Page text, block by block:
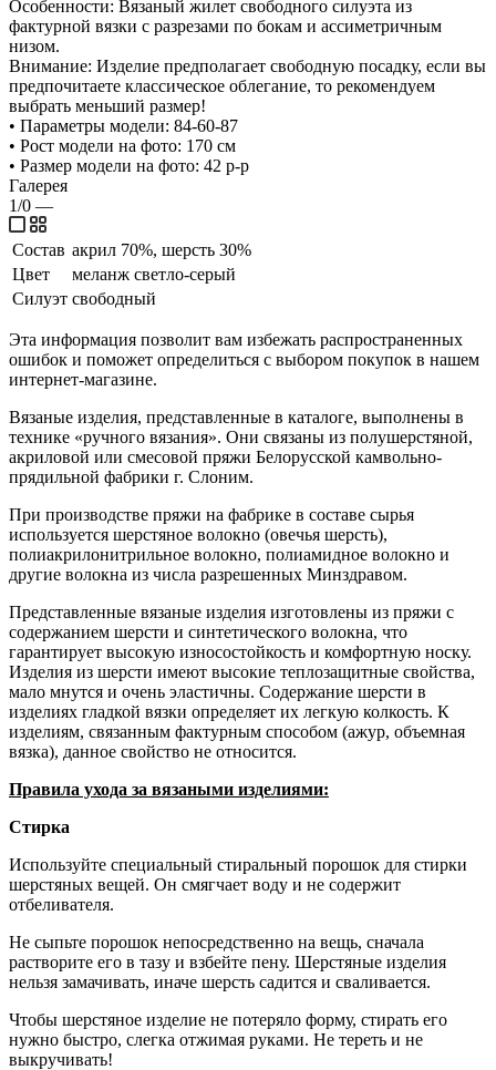
Особенности: Вязаный жилет свободного силуэта из
фактурной вязки с разрезами по бокам и ассиметричным
низом.
Внимание: Изделие предполагает свободную посадку, если вы
предпочитаете классическое облегание, то рекомендуем
выбрать меньший размер!
• Параметры модели: 84-60-87
• Рост модели на фото: 170 см
• Размер модели на фото: 42 р-р
Галерея
1/0 —
Состав акрил 70%, шерсть 30%
Цвет
меланж светло-серый
Силуэт свободный
Эта информация позволит вам избежать распространенных
ошибок и поможет определиться с выбором покупок в нашем
интернет-магазине.
Вязаные изделия, представленные в каталоге, выполнены в
технике «ручного вязания». Они связаны из полушерстяной,
акриловой или смесовой пряжи Белорусской камвольно-
прядильной фабрики г. Слоним.
При производстве пряжи на фабрике в составе сырья
используется шерстяное волокно (овечья шерсть),
полиакрилонитрильное волокно, полиамидное волокно и
другие волокна из числа разрешенных Минздравом.
Представленные вязаные изделия изготовлены из пряжи с
содержанием шерсти и синтетического волокна, что
гарантирует высокую износостойкость и комфортную носку.
Изделия из шерсти имеют высокие теплозащитные свойства,
мало мнутся и очень эластичны. Содержание шерсти в
изделиях гладкой вязки определяет их легкую колкость. К
изделиям, связанным фактурным способом (ажур, объемная
вязка), данное свойство не относится.
Правила ухода за вязаными изделиями:
Стирка
Используйте специальный стиральный порошок для стирки
шерстяных вещей. Он смягчает воду и не содержит
отбеливателя.
Не сыпьте порошок непосредственно на вещь, сначала
растворите его в тазу и взбейте пену. Шерстяные изделия
нельзя замачивать, иначе шерсть садится и сваливается.
Чтобы шерстяное изделие не потеряло форму, стирать его
нужно быстро, слегка отжимая руками. Не тереть и не
выкручивать!